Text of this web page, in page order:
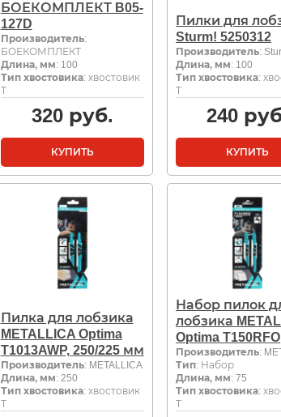
БОЕКОМПЛЕКТ B05-
127D
Производитель:
БОЕКОМПЛЕКТ
Длина, мм: 100
Тип хвостовика: хвостовик
Т
320руб.
КУПИТЬ
Пилки для
Sturm! 5250312
Производитель:
Длина, мм: 100
Тип хвостовика:
Т
240
КУПИТЬ
Пилка для лобзика
METALLICA Optima
T1013AWP, 250/225 мм
Производитель: METALLICA
Длина, мм: 250
Тип хвостовика: хвостовик
Т
Набор пилок
лобзика
Optima T150RFO
Производитель:
Тип: Набор
Длина, мм: 75
Тип хвостовика:
Т